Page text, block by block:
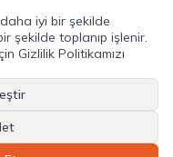
çay tutkunlarının
sizlerle buluşturuyor.
ve çay demlemenin tadını
ve sallama çayın taze
ile kalite ve
dünyasında her bir yaprak,
demleme teknikleri ve en
Saklıdır.
iyi bir şekilde
şekilde toplanıp işlenir.
Gizlilik Politikamızı